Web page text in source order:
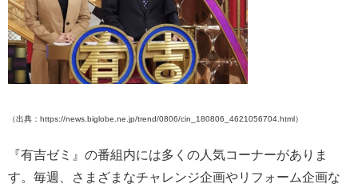
（出典：https://news.biglobe.ne.jp/trend/0806/cin_180806_4621056704.html）
『有吉ゼミ』の番組内には多くの人気コーナーがありま
す。毎週、さまざまなチャレンジ企画やリフォーム企画な